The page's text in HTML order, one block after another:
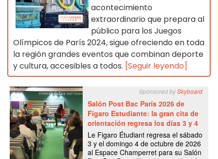
acontecimiento
extraordinario que prepara al
público para los Juegos
Olímpicos de París 2024, sigue ofreciendo en toda
la región grandes eventos que combinan deporte
y cultura, accesibles a todos. [Seguir leyendo]